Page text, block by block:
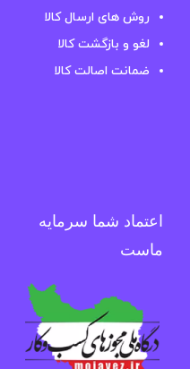
روش های ارسال کالا
لغو و بازگشت کالا
ضمانت اصالت کالا
اعتماد شما سرمایه
ماست